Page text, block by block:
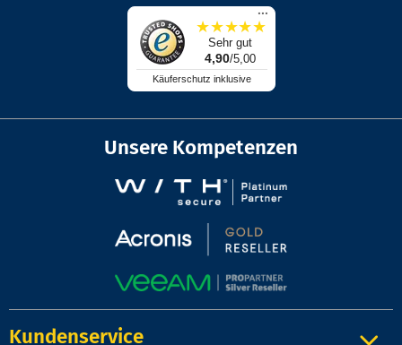
...
★★★★★
Sehr gut
4,90/5,00
Käuferschutz inklusive
Unsere Kompetenzen
Kundenservice